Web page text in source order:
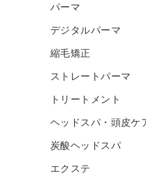
パーマ
デジタルパーマ
縮毛矯正
ストレートパーマ
トリートメント
ヘッドスパ・頭皮ケ
炭酸ヘッドスパ
エクステ